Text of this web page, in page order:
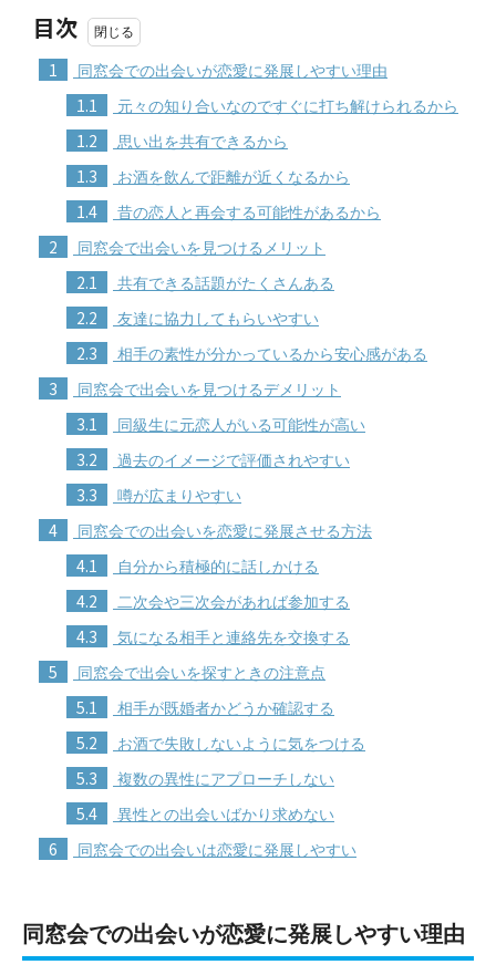
目次
1 同窓会での出会いが恋愛に発展しやすい理由
1.1 元々の知り合いなのですぐに打ち解けられるから
1.2 思い出を共有できるから
1.3 お酒を飲んで距離が近くなるから
1.4 昔の恋人と再会する可能性があるから
2 同窓会で出会いを見つけるメリット
2.1 共有できる話題がたくさんある
2.2 友達に協力してもらいやすい
2.3 相手の素性が分かっているから安心感がある
3 同窓会で出会いを見つけるデメリット
3.1 同級生に元恋人がいる可能性が高い
3.2 過去のイメージで評価されやすい
3.3 噂が広まりやすい
4 同窓会での出会いを恋愛に発展させる方法
4.1 自分から積極的に話しかける
4.2 二次会や三次会があれば参加する
4.3 気になる相手と連絡先を交換する
5 同窓会で出会いを探すときの注意点
5.1 相手が既婚者かどうか確認する
5.2 お酒で失敗しないように気をつける
5.3 複数の異性にアプローチしない
5.4 異性との出会いばかり求めない
6 同窓会での出会いは恋愛に発展しやすい
同窓会での出会いが恋愛に発展しやすい理由